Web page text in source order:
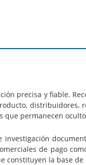
precisa y fiable.
distribuidores,
permanecen
de pago
constituyen la base